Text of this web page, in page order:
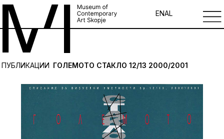
ENAL
ПУБЛИКАЦИИ ГОЛЕМОТО СТАКЛО 12/13 2000/2001